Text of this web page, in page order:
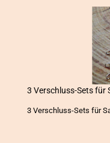
3 Verschluss-​​Sets für
3 Verschluss-​Sets für